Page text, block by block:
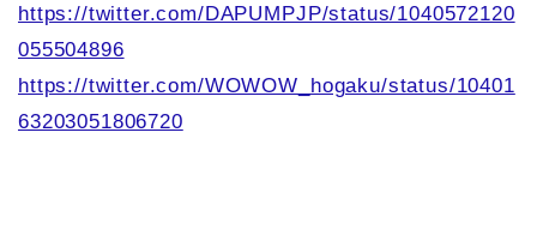
https://twitter.com/DAPUMPJP/status/1040572120
055504896
https://twitter.com/WOWOW_hogaku/status/10401
63203051806720